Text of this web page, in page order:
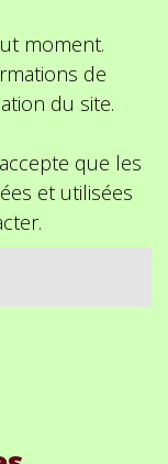
moment.
de
du site.
que les
et utilisées